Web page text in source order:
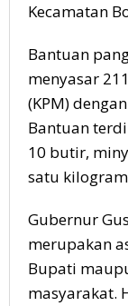
Kecamatan
Bantuan
menyasar
(KPM)
Bantuan
10 butir,
satu
Gubernur
merupakan
Bupati
masyarakat.